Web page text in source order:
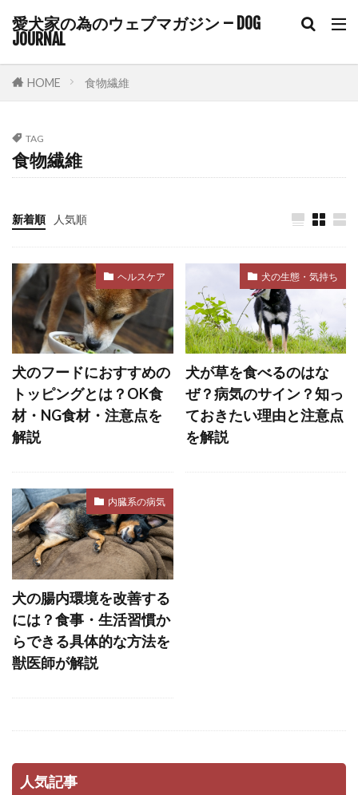
愛犬家の為のウェブマガジン – DOG
JOURNAL
ハンドターゲット
ハードアイ
ハーネス
バリアフリー
パピーリフト
パートナーシップ
ヒート
ビタミンE
ピッチ
ファインド・イット
フィアフリー
フィラリア
フィラリア予防
フィラリア症
フィードバック
フェッチプレイ
フケ
フラストレーション
フリスビー
フリーズ
フロントクリップ
フロントクリップハーネス
フローディング
フローリング
フード
フードアレルギー
ブラッシング
プレウォッシュ
プレッシャー
プロバイオティクス
ヘルニア
ベッド
ベッドメーキング
ペインポイント
ペットカメラ
ペットカート
ペットゲート
ペットシッター
ペットシーツ
ホルモンバランス
ホームケア
ボディコンディションスコア
ボディランゲージ
HOME 食物繊維
TAG
食物繊維
新着順 人気順
ヘルスケア
犬のフードにおすすめの
トッピングとは？OK食
材・NG食材・注意点を
解説
犬の生態・気持ち
犬が草を食べるのはな
ぜ？病気のサイン？知っ
ておきたい理由と注意点
を解説
内臓系の病気
犬の腸内環境を改善する
には？食事・生活習慣か
らできる具体的な方法を
獣医師が解説
人気記事